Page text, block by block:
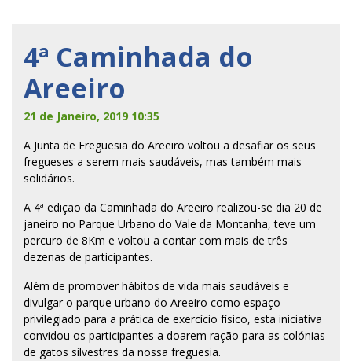
4ª Caminhada do
Areeiro
21 de Janeiro, 2019 10:35
A Junta de Freguesia do Areeiro voltou a desafiar os seus
fregueses a serem mais saudáveis, mas também mais
solidários.
A 4ª edição da Caminhada do Areeiro realizou-se dia 20 de
janeiro no Parque Urbano do Vale da Montanha, teve um
percuro de 8Km e voltou a contar com mais de três
dezenas de participantes.
Além de promover hábitos de vida mais saudáveis e
divulgar o parque urbano do Areeiro como espaço
privilegiado para a prática de exercício físico, esta iniciativa
convidou os participantes a doarem ração para as colónias
de gatos silvestres da nossa freguesia.